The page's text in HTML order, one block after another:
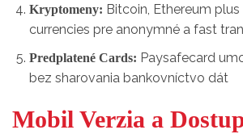
Kryptomeny: Bitcoin, Ethereum
currencies pre anonymné a fast
Predplatené Cards: Paysafecard
bez sharovania bankovníctvo dát
Mobil Verzia a